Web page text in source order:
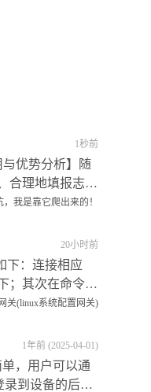
1秒前
优势分析】随
合理地填报志愿
文探讨了如何使
进行了阐述和讨
议给出了相应策
我是靠它爬出来的！
20小时前
下：连接相应
；其次在命令中
代表具体的IP
"
关(linux系统配置网关)
1年前 (2025-04-01)
，用户可以通